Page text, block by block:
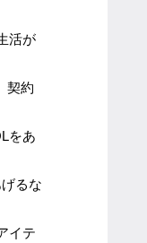
活が
契約
をあ
るな
イテ